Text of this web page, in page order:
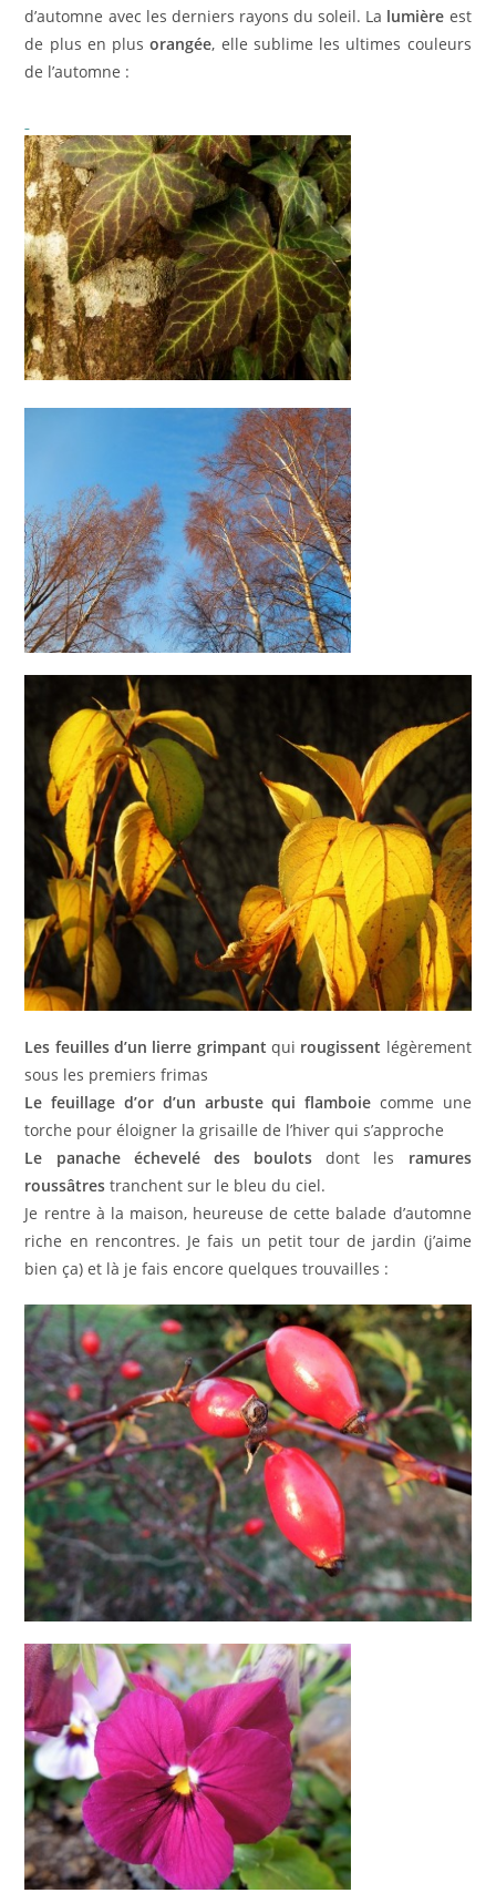
d’automne avec les derniers rayons du soleil. La lumière est
de plus en plusorangée, elle sublime les ultimes couleurs
de l’automne :
Les feuilles d’un lierre grimpant qui rougissent légèrement
sous les premiers frimas
Le feuillage d’or d’un arbuste qui flamboie comme une
torche pour éloigner la grisaille de l’hiver qui s’approche
Le panache échevelé des boulots dont les ramures
roussâtres tranchent sur le bleu du ciel.
Je rentre à la maison, heureuse de cette balade d’automne
riche en rencontres. Je fais un petit tour de jardin (j’aime
bien ça) et là je fais encore quelques trouvailles :